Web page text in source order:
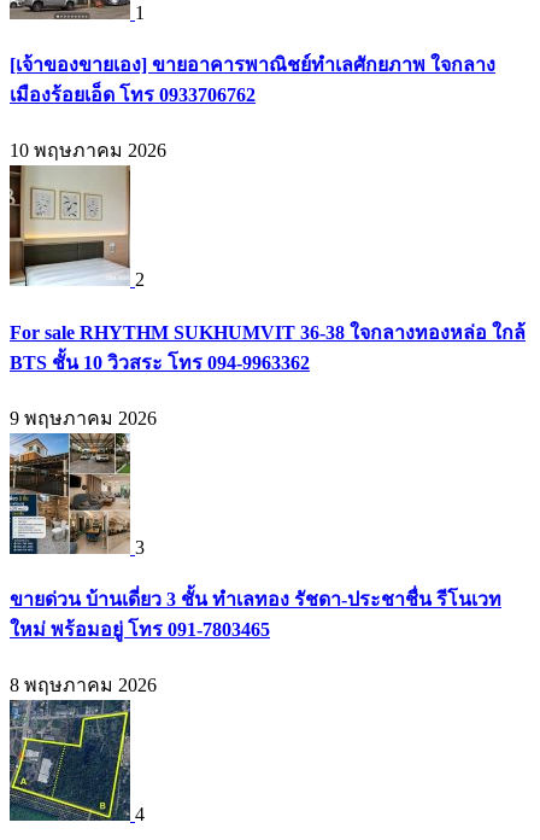
1
[เจ้าของขายเอง] ขายอาคารพาณิชย์ทำเลศักยภาพ ใจกลาง
เมืองร้อยเอ็ด โทร 0933706762
10 พฤษภาคม 2026
2
For sale RHYTHM SUKHUMVIT 36-38 ใจกลางทองหล่อ ใกล้
BTS ชั้น 10 วิวสระ โทร 094-9963362
9 พฤษภาคม 2026
3
ขายด่วน บ้านเดี่ยว 3 ชั้น ทำเลทอง รัชดา-ประชาชื่น รีโนเวท
ใหม่ พร้อมอยู่ โทร 091-7803465
8 พฤษภาคม 2026
4